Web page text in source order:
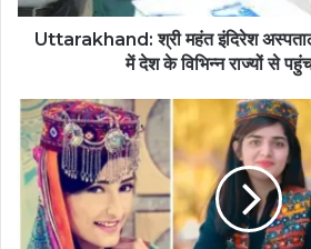
Uttarakhand: श्री महंत इंदिरेश अस्पताल
में देश के विभिन्न राज्यों से